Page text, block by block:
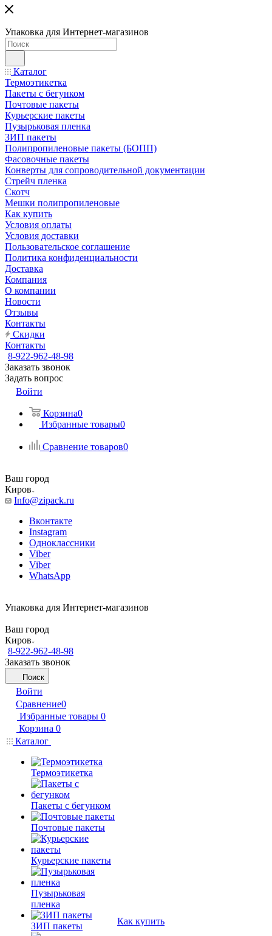
Упаковка для Интернет-магазинов
Каталог
Термоэтикетка
Пакеты с бегунком
Почтовые пакеты
Курьерские пакеты
Пузырьковая пленка
ЗИП пакеты
Полипропиленовые пакеты (БОПП)
Фасовочные пакеты
Конверты для сопроводительной документации
Стрейч пленка
Скотч
Мешки полипропиленовые
Как купить
Условия оплаты
Условия доставки
Пользовательское соглашение
Политика конфиденциальности
Доставка
Компания
О компании
Новости
Отзывы
Контакты
Скидки
Контакты
8-922-962-48-98
Заказать звонок
Задать вопрос
Войти
Корзина0
Избранные товары0
Сравнение товаров0
Ваш город
Киров
Info@zipack.ru
Вконтакте
Instagram
Одноклассники
Viber
Viber
WhatsApp
Упаковка для Интернет-магазинов
Ваш город
Киров
8-922-962-48-98
Заказать звонок
Поиск
Войти
Сравнение0
Избранные товары 0
Корзина 0
Каталог
Термоэтикетка
Пакеты с бегунком
Почтовые пакеты
Курьерские пакеты
Пузырьковая
пленка
ЗИП пакеты
Как купить